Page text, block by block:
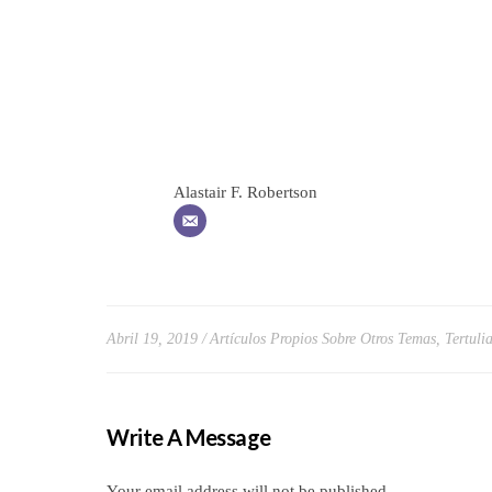
Alastair F. Robertson
Abril 19, 2019 Artículos Propios Sobre Otros Temas
Write A Message